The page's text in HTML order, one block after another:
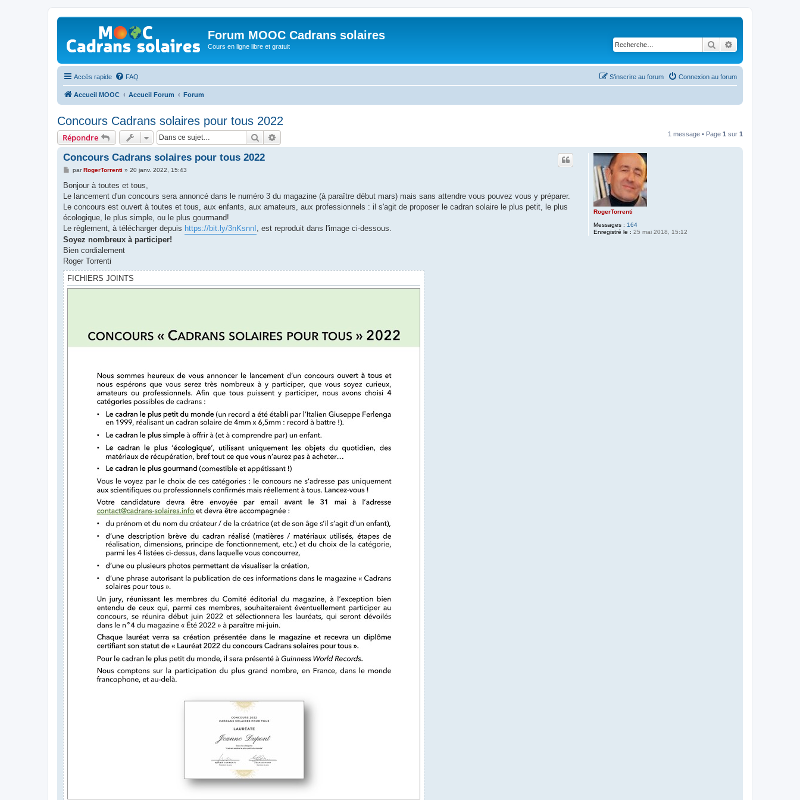
Forum MOOC Cadrans solaires
Cours en ligne libre et gratuit Rechercher
Accès rapide FAQ Connexion au forum
S’inscrire au forum
Accueil MOOC Accueil Forum Forum
Concours Cadrans solaires pour tous 2022
Répondre Rechercher 1 message • Page 1 sur 1
RogerTorrenti
Messages : 164
Enregistré le : 25 mai 2018, 15:12
Concours Cadrans solaires pour tous 2022
M
s
a
g
parRogerTorrenti » 20 janv. 2022, 15:43
Bonjour à toutes et tous,
Le lancement d'un concours sera annoncé dans le numéro 3 du magazine (à paraître début mars) mais sans attendre vous pouvez vous y préparer.
Le concours est ouvert à toutes et tous, aux enfants, aux amateurs, aux professionnels : il s'agit de proposer le cadran solaire le plus petit, le plus
écologique, le plus simple, ou le plus gourmand!
Le règlement, à télécharger depuis https://bit.ly/3nKsnnI , est reproduit dans l'image ci-dessous.
Soyez nombreux à participer!
Bien cordialement
Roger Torrenti
FICHIERS JOINTS